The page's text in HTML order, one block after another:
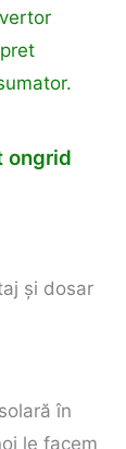
ongrid
în
le facem